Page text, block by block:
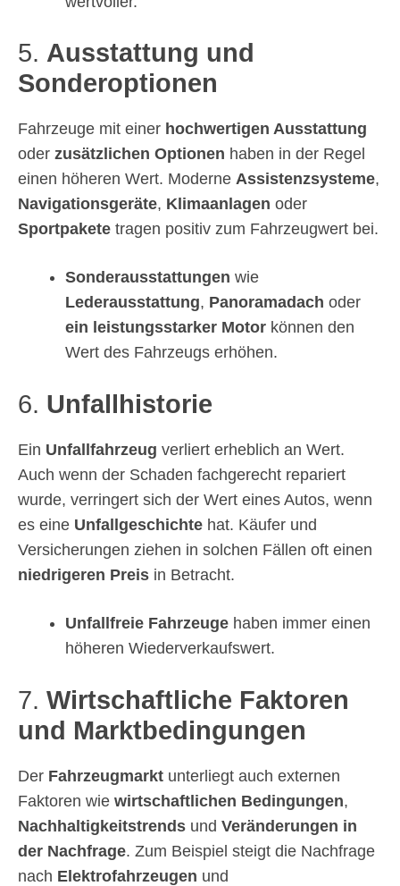
5. Ausstattung und
Sonderoptionen
Fahrzeuge mit einer hochwertigen Ausstattung
oder zusätzlichen Optionen haben in der Regel
einen höheren Wert. Moderne Assistenzsysteme,
Navigationsgeräte, Klimaanlagen oder
Sportpakete tragen positiv zum Fahrzeugwert bei.
Sonderausstattungen wie
Lederausstattung, Panoramadach oder
ein leistungsstarker Motorkönnen den
Wert des Fahrzeugs erhöhen.
6. Unfallhistorie
Ein Unfallfahrzeug verliert erheblich an Wert.
Auch wenn der Schaden fachgerecht repariert
wurde, verringert sich der Wert eines Autos, wenn
es eine Unfallgeschichte hat. Käufer und
Versicherungen ziehen in solchen Fällen oft einen
niedrigeren Preis in Betracht.
Unfallfreie Fahrzeugehaben immer einen
höheren Wiederverkaufswert.
7. Wirtschaftliche Faktoren
und Marktbedingungen
Der Fahrzeugmarkt unterliegt auch externen
Faktoren wie wirtschaftlichen Bedingungen,
Nachhaltigkeitstrends und Veränderungen in
der Nachfrage. Zum Beispiel steigt die Nachfrage
nach Elektrofahrzeugen und